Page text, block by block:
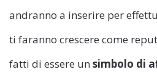
andranno a inserire per
ti faranno crescere come
fatti di essere un simbolo di